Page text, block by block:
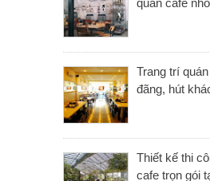
quán cafe
Trang trí
đãng, hút
Thiết kế thi
cafe trọn gói